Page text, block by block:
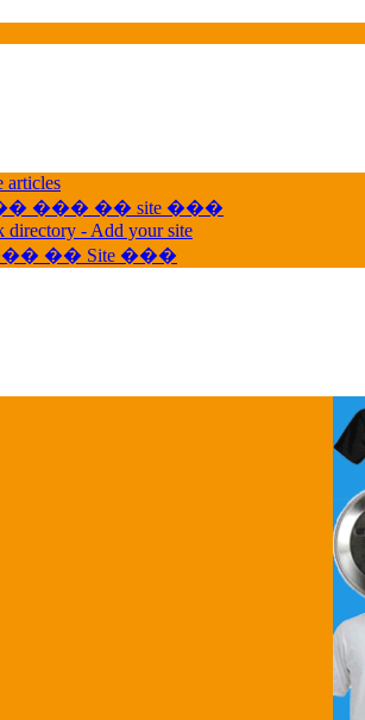
articles
��� ��� �� site ���
directory - Add your site
�� Site ���